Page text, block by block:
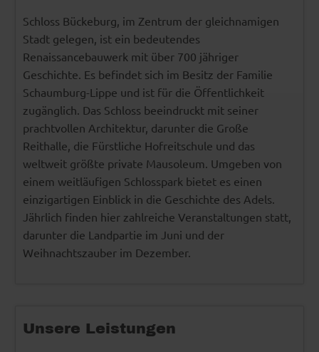
Schloss Bückeburg, im Zentrum der gleichnamigen
Stadt gelegen, ist ein bedeutendes
Renaissancebauwerk mit über 700 jähriger
Geschichte. Es befindet sich im Besitz der Familie
Schaumburg-Lippe und ist für die Öffentlichkeit
zugänglich. Das Schloss beeindruckt mit seiner
prachtvollen Architektur, darunter die Große
Reithalle, die Fürstliche Hofreitschule und das
weltweit größte private Mausoleum. Umgeben von
einem weitläufigen Schlosspark bietet es einen
einzigartigen Einblick in die Geschichte des Adels.
Jährlich finden hier zahlreiche Veranstaltungen statt,
darunter die Landpartie im Juni und der
Weihnachtszauber im Dezember.
Unsere Leistungen